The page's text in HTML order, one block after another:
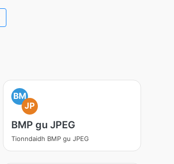
BM
JP
BMP gu JPEG
Tionndaidh BMP gu JPEG